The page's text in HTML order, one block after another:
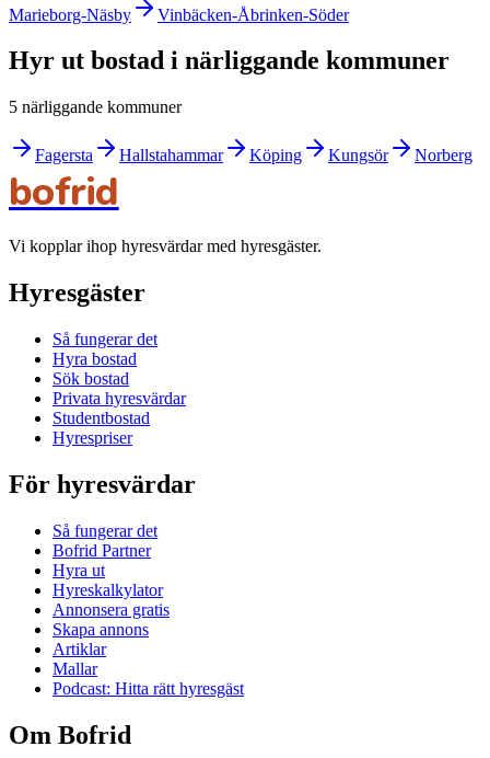
Marieborg-Näsby Vinbäcken-Åbrinken-Söder
Hyr ut bostad i närliggande kommuner
5 närliggande kommuner
Fagersta Hallstahammar Köping Kungsör Norberg
bofrid
Vi kopplar ihop hyresvärdar med hyresgäster.
Hyresgäster
Så fungerar det
Hyra bostad
Sök bostad
Privata hyresvärdar
Studentbostad
Hyrespriser
För hyresvärdar
Så fungerar det
Bofrid Partner
Hyra ut
Hyreskalkylator
Annonsera gratis
Skapa annons
Artiklar
Mallar
Podcast: Hitta rätt hyresgäst
Om Bofrid